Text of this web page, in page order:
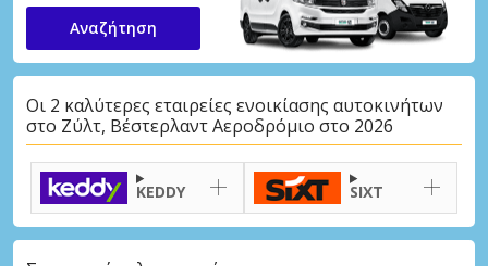
Αναζήτηση
Οι 2 καλύτερες εταιρείες ενοικίασης αυτοκινήτων
στο Ζύλτ, Βέστερλαντ Αεροδρόμιο στο 2026
KEDDY SIXT